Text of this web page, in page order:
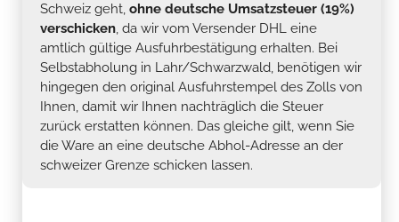
Schweiz geht, ohne deutsche Umsatzsteuer (19%)
verschicken, da wir vom Versender DHL eine
amtlich gültige Ausfuhrbestätigung erhalten. Bei
Selbstabholung in Lahr/Schwarzwald, benötigen wir
hingegen den original Ausfuhrstempel des Zolls von
Ihnen, damit wir Ihnen nachträglich die Steuer
zurück erstatten können. Das gleiche gilt, wenn Sie
die Ware an eine deutsche Abhol-Adresse an der
schweizer Grenze schicken lassen.